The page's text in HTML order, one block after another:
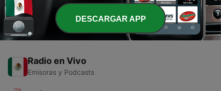
Radio en Vivo
Emisoras y Podcasts
DESCARGAR APP